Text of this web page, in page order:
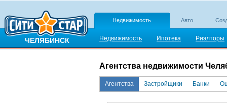
ЧЕЛЯБИНСК
Недвижимость Авто
Недвижимость Ипотека Риэлторы
Агентства недвижимости
Агентства Застройщики Банки